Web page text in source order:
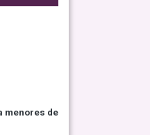
menores de